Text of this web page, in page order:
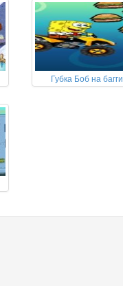
Губка Боб на багги